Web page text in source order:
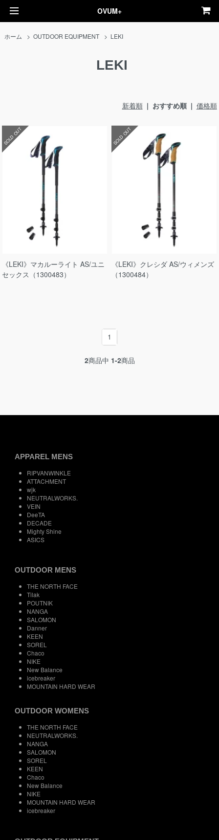
OVUM+
ホーム >OUTDOOR EQUIPMENT > LEKI
LEKI
新着順| おすすめ順 | 価格順
SOLD OUT
《LEKI》マカルーライト AS/ユニ
セックス（1300483）
SOLD OUT
《LEKI》クレシダ AS/ウィメンズ
（1300484）
1
2商品中 1-2商品
APPAREL MENS
RIPVANWINKLE
ATTACHMENT
wjk
NEUTRALWORKS.
VEIN
DeeTA
DECADE
Mighty Shine
ASICS
OUTDOOR MENS
THE NORTH FACE
Tilak
POUTNIK
NANGA
SALOMON
Danner
KEEN
SOREL
Chaco
NIKE
New Balance
icebreaker
MOUNTAIN HARD WEAR
OUTDOOR WOMENS
THE NORTH FACE
NEUTRALWORKS.
NANGA
SALOMON
SOREL
KEEN
Chaco
New Balance
NIKE
MOUNTAIN HARD WEAR
icebreaker